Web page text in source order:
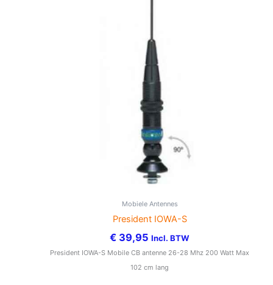
Mobiele Antennes
President IOWA-S
€ 39,95 Incl. BTW
President IOWA-S Mobile CB antenne 26-28 Mhz 200 Watt Max
102 cm lang